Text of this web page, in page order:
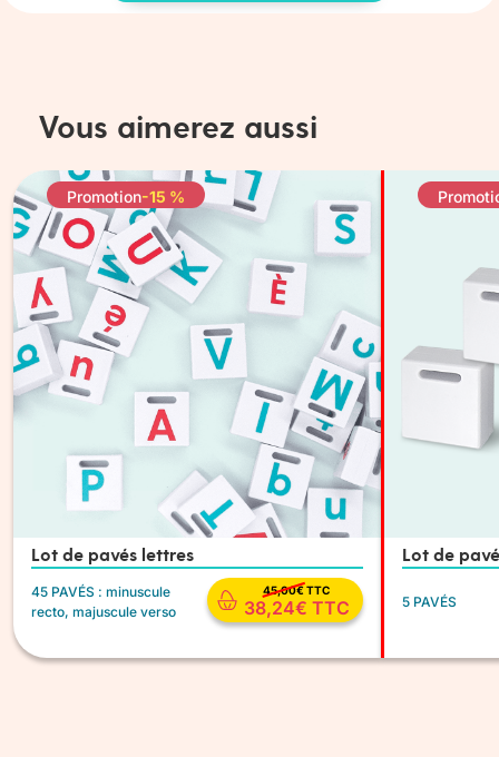
Vous aimerez aussi
Promotion-15 %
Lot de pavés lettres
45 PAVÉS : minuscule
recto, majuscule verso
45,00€TTC
38,24€ TTC
Lot de
5 PAVÉS